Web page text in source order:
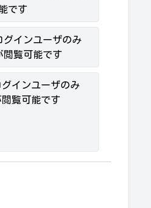
です
グインユーザのみ
閲覧可能です
グインユーザのみ
閲覧可能です